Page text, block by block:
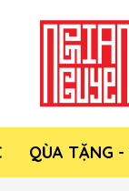
QÙA TẶNG -